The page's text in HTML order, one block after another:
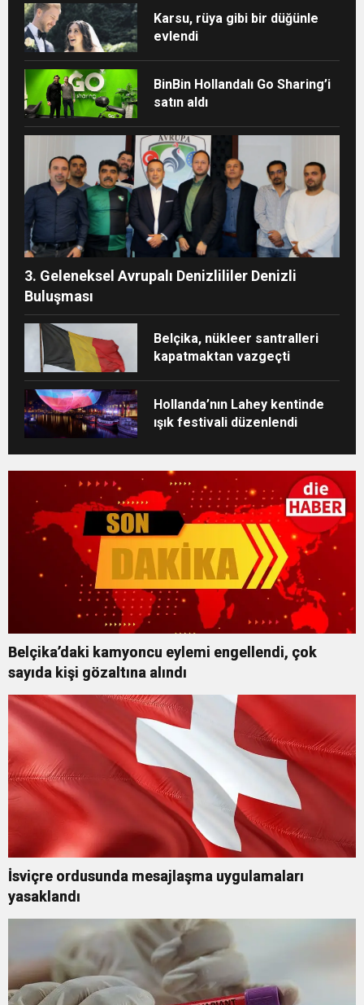
Karsu, rüya gibi bir düğünle
evlendi
BinBin Hollandalı Go Sharing’i
satın aldı
3. Geleneksel Avrupalı Denizlililer Denizli
Buluşması
Belçika, nükleer santralleri
kapatmaktan vazgeçti
Hollanda’nın Lahey kentinde
ışık festivali düzenlendi
Belçika’daki kamyoncu eylemi engellendi, çok
sayıda kişi gözaltına alındı
İsviçre ordusunda mesajlaşma uygulamaları
yasaklandı